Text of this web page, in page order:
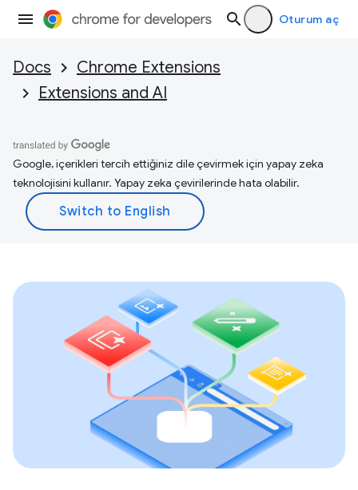
Oturum aç
Docs
Chrome Extensions
Extensions and AI
Google, içerikleri tercih ettiğiniz dile çevirmek için yapay zeka
teknolojisini kullanır. Yapay zeka çevirilerinde hata olabilir.